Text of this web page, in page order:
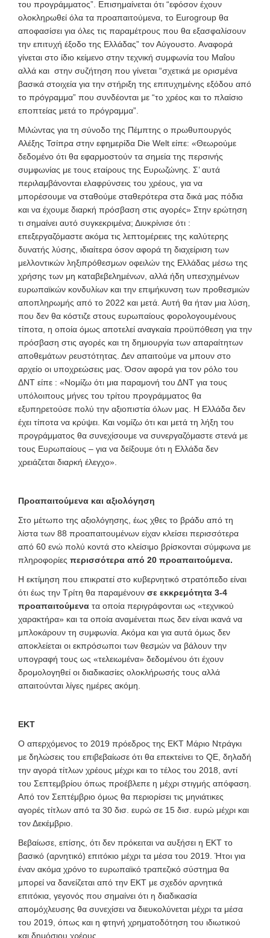
του προγράμματος”. Επισημαίνεται ότι “εφόσον έχουν
ολοκληρωθεί όλα τα προαπαιτούμενα, το Eurogroup θα
αποφασίσει για όλες τις παραμέτρους που θα εξασφαλίσουν
την επιτυχή έξοδο της Ελλάδας” τον Αύγουστο. Αναφορά
γίνεται στο ίδιο κείμενο στην τεχνική συμφωνία του Μαΐου
αλλά και στην συζήτηση που γίνεται “σχετικά με ορισμένα
βασικά στοιχεία για την στήριξη της επιτυχημένης εξόδου από
το πρόγραμμα” που συνδέονται με “το χρέος και το πλαίσιο
εποπτείας μετά το πρόγραμμα”.
Μιλώντας για τη σύνοδο της Πέμπτης ο πρωθυπουργός
Αλέξης Τσίπρα στην εφημερίδα Die Welt είπε: «Θεωρούμε
δεδομένο ότι θα εφαρμοστούν τα σημεία της περσινής
συμφωνίας με τους εταίρους της Ευρωζώνης. Σ’ αυτά
περιλαμβάνονται ελαφρύνσεις του χρέους, για να
μπορέσουμε να σταθούμε σταθερότερα στα δικά μας πόδια
και να έχουμε διαρκή πρόσβαση στις αγορές» Στην ερώτηση
τι σημαίνει αυτό συγκεκριμένα; Διυκρίνισε ότι :
επεξεργαζόμαστε ακόμα τις λεπτομέρειες της καλύτερης
δυνατής λύσης, ιδιαίτερα όσον αφορά τη διαχείριση των
μελλοντικών ληξιπρόθεσμων οφειλών της Ελλάδας μέσω της
χρήσης των μη καταβεβελημένων, αλλά ήδη υπεσχημένων
ευρωπαϊκών κονδυλίων και την επιμήκυνση των προθεσμιών
αποπληρωμής από το 2022 και μετά. Αυτή θα ήταν μια λύση,
που δεν θα κόστιζε στους ευρωπαίους φορολογουμένους
τίποτα, η οποία όμως αποτελεί αναγκαία προϋπόθεση για την
πρόσβαση στις αγορές και τη δημιουργία των απαραίτητων
αποθεμάτων ρευστότητας. Δεν απαιτούμε να μπουν στο
αρχείο οι υποχρεώσεις μας. Όσον αφορά για τον ρόλο του
ΔΝΤ είπε : «Νομίζω ότι μια παραμονή του ΔΝΤ για τους
υπόλοιπους μήνες του τρίτου προγράμματος θα
εξυπηρετούσε πολύ την αξιοπιστία όλων μας. H Ελλάδα δεν
έχει τίποτα να κρύψει. Και νομίζω ότι και μετά τη λήξη του
προγράμματος θα συνεχίσουμε να συνεργαζόμαστε στενά με
τους Ευρωπαίους – για να δείξουμε ότι η Ελλάδα δεν
χρειάζεται διαρκή έλεγχο».
Προαπαιτούμενα και αξιολόγηση
Στο μέτωπο της αξιολόγησης, έως χθες το βράδυ από τη
λίστα των 88 προαπαιτουμένων είχαν κλείσει περισσότερα
από 60 ενώ πολύ κοντά στο κλείσιμο βρίσκονται σύμφωνα με
πληροφορίες περισσότερα από 20 προαπαιτούμενα.
Η εκτίμηση που επικρατεί στο κυβερνητικό στρατόπεδο είναι
ότι έως την Τρίτη θα παραμένουν σε εκκρεμότητα 3-4
προαπαιτούμενα τα οποία περιγράφονται ως «τεχνικού
χαρακτήρα» και τα οποία αναμένεται πως δεν είναι ικανά να
μπλοκάρουν τη συμφωνία. Ακόμα και για αυτά όμως δεν
αποκλείεται οι εκπρόσωποι των θεσμών να βάλουν την
υπογραφή τους ως «τελειωμένα» δεδομένου ότι έχουν
δρομολογηθεί οι διαδικασίες ολοκλήρωσής τους αλλά
απαιτούνται λίγες ημέρες ακόμη.
ΕΚΤ
Ο απερχόμενος το 2019 πρόεδρος της ΕΚΤ Μάριο Ντράγκι
με δηλώσεις του επιβεβαίωσε ότι θα επεκτείνει το QE, δηλαδή
την αγορά τίτλων χρέους μέχρι και το τέλος του 2018, αντί
του Σεπτεμβρίου όπως προέβλεπε η μέχρι στιγμής απόφαση.
Από τον Σεπτέμβριο όμως θα περιορίσει τις μηνιάτικες
αγορές τίτλων από τα 30 δισ. ευρώ σε 15 δισ. ευρώ μέχρι και
τον Δεκέμβριο.
Βεβαίωσε, επίσης, ότι δεν πρόκειται να αυξήσει η ΕΚΤ το
βασικό (αρνητικό) επιτόκιο μέχρι τα μέσα του 2019. Ήτοι για
έναν ακόμα χρόνο το ευρωπαϊκό τραπεζικό σύστημα θα
μπορεί να δανείζεται από την ΕΚΤ με σχεδόν αρνητικά
επιτόκια, γεγονός που σημαίνει ότι η διαδικασία
απομόχλευσης θα συνεχίσει να διευκολύνεται μέχρι τα μέσα
του 2019, όπως και η φτηνή χρηματοδότηση του ιδιωτικού
και δημόσιου χρέους.